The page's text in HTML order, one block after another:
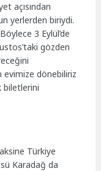
açısından
yerlerden biriydi.
3 Eylül’de
gözden
evimize dönebiliriz
biletlerini
Türkiye
Karadağ da